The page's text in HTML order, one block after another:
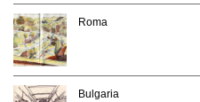
Roma
Bulgaria